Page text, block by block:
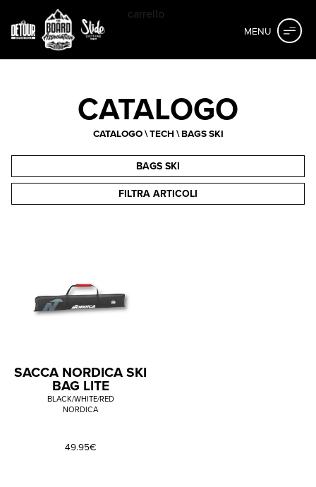
carrello
MENU
CATALOGO
CATALOGO\TECH \ BAGS SKI
BAGS SKI
FILTRA ARTICOLI
SACCA NORDICA SKI
BAG LITE
BLACK/WHITE/RED
NORDICA
49.95€